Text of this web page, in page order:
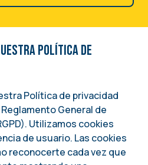
PARA ASUNTOS INTERNACIONALES (NDI)
Política de
Política de privacidad
General de
Utilizamos cookies
de usuario. Las cookies
reconocerte cada vez que